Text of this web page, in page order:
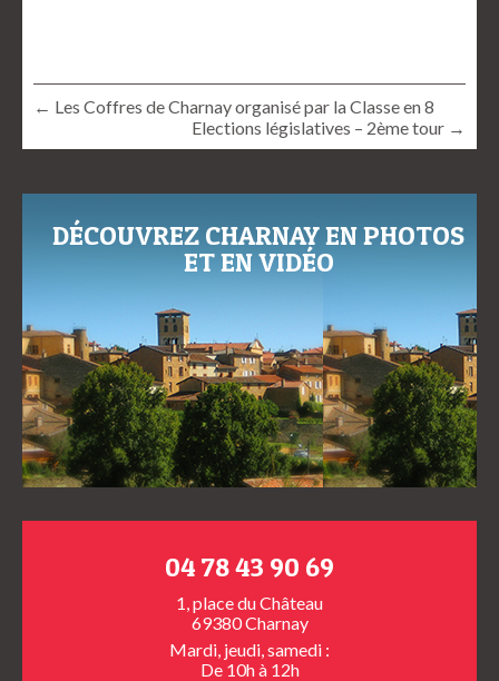
← Les Coffres de Charnay organisé par la Classe en 8
Elections législatives – 2ème tour →
DÉCOUVREZ CHARNAY EN PHOTOS
ET EN VIDÉO
04 78 43 90 69
1, place du Château
69380 Charnay
Mardi, jeudi, samedi :
De 10h à 12h